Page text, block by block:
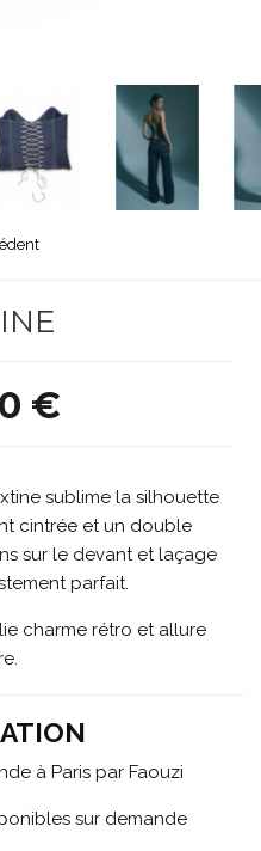
€
sublime la silhouette
cintrée et un double
sur le devant et laçage
parfait.
charme rétro et allure
à Paris par Faouzi
sur demande